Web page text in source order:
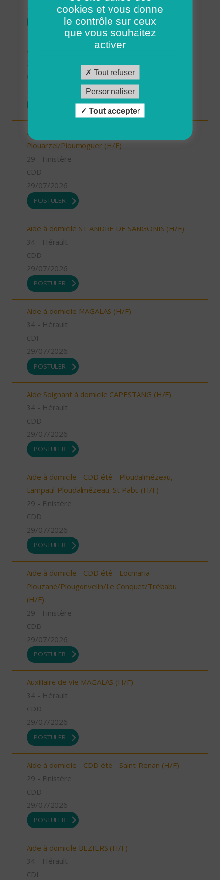
29/07/2026
Aide à domicile BEDARIEUX (H/F)
Aide à domicile - CDD été - Plouarzel/Lampaul-
Plouarzel/Ploumoguer (H/F)
29 - Finistère
CDD
29/07/2026
POSTULER
Aide à domicile ST ANDRE DE SANGONIS (H/F)
34 - Hérault
CDD
29/07/2026
POSTULER
Aide à domicile MAGALAS (H/F)
34 - Hérault
CDI
29/07/2026
POSTULER
Aide Soignant à domicile CAPESTANG (H/F)
34 - Hérault
CDD
29/07/2026
POSTULER
Aide à domicile - CDD été - Ploudalmézeau,
Lampaul-Ploudalmézeau, St Pabu (H/F)
29 - Finistère
CDD
29/07/2026
POSTULER
Aide à domicile - CDD été - Locmaria-
Plouzané/Plougonvelin/Le Conquet/Trébabu
(H/F)
29 - Finistère
CDD
29/07/2026
POSTULER
Auxiliaire de vie MAGALAS (H/F)
34 - Hérault
CDD
29/07/2026
POSTULER
Aide à domicile - CDD été - Saint-Renan (H/F)
29 - Finistère
CDD
29/07/2026
POSTULER
Aide à domicile BEZIERS (H/F)
34 - Hérault
CDI
cookies et vous donne
le contrôle sur ceux
que vous souhaitez
activer
Tout refuser
Personnaliser
Tout accepter